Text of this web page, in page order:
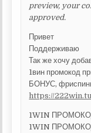
preview, your
approved.
Привет
Поддерживаю
Так же хочу
1вин промокод
БОНУС,
https://
1WIN
1WIN